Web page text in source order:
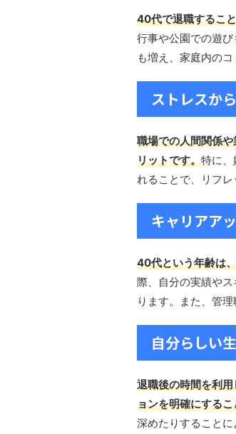
40代で退職するこ
行事や公園での遊
も増え、家庭内の
ストレスか
職場での人間関係
リットです。特に、
れることで、リフレ
キャリアア
40代という年齢は
際、自分の実績や
ります。また、管
自分らしい
退職後の時間を利
ョンを明確にする
深めたりすることに